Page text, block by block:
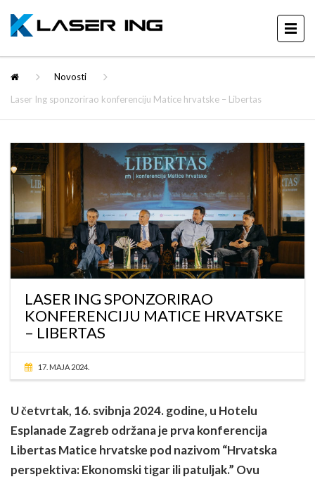
Novosti
Laser Ing sponzorirao konferenciju Matice hrvatske – Libertas
LASER ING SPONZORIRAO
KONFERENCIJU MATICE HRVATSKE
– LIBERTAS
17. MAJA 2024.
U četvrtak, 16. svibnja 2024. godine, u Hotelu
Esplanade Zagreb održana je prva konferencija
Libertas Matice hrvatske pod nazivom “Hrvatska
perspektiva: Ekonomski tigar ili patuljak.” Ovu